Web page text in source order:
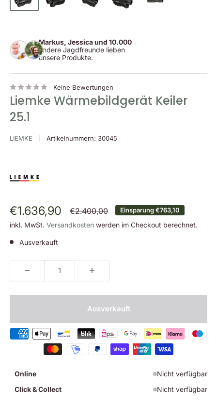
Markus, Jessica und 10.000
andere Jagdfreunde lieben
unsere Produkte.
Keine Bewertungen
Liemke Wärmebildgerät Keiler
25.1
LIEMKE Artikelnummern: 30045
Sonderpreis
€1.636,90 Normalpreis
€2.400,00 Einsparung€763,10
inkl. MwSt. Versandkosten werden im Checkout berechnet.
Ausverkauft
Ausverkauft
Online
Nicht verfügbar
Click & Collect
Nicht verfügbar